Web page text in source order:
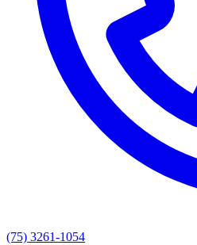
(75) 3261-1054